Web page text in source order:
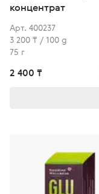
концентрат
Арт. 400237
3 200 ₸ / 100 g
75 г
2 400 ₸